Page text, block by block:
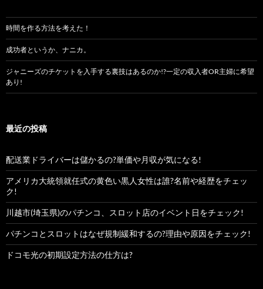
時間を作る方法を考えた！
成功者というか、ナニカ。
ジャニーズのチケットを入手する裏技はあるのか!?一定の収入者OR主婦に希望
あり!
最近の投稿
配送業ドライバーは儲かるの?単価や月収が気になる!
アメリカ大統領就任式の黄色い黒人女性は誰?名前や経歴をチェッ
ク!
川越市(埼玉県)のパチンコ、スロット店のイベント日をチェック!
パチンコとスロットはなぜ規制緩和するの?理由や原因をチェック!
ドコモ光の初期設定方法の仕方は?